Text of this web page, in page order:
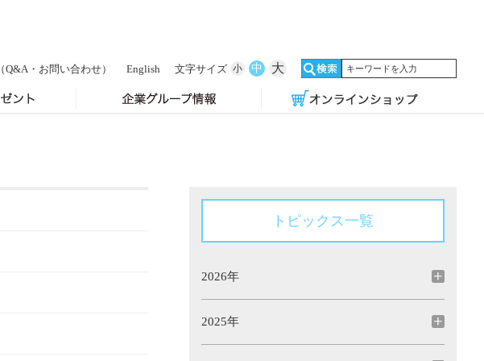
（Q&A・お問い合わせ） English 文字サイズ 小 中 大
トピックス一覧
2026年
2025年